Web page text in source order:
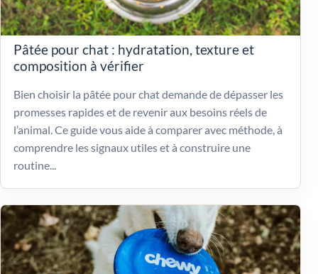
Pâtée pour chat : hydratation, texture et
composition à vérifier
Bien choisir la pâtée pour chat demande de dépasser les
promesses rapides et de revenir aux besoins réels de
l’animal. Ce guide vous aide à comparer avec méthode, à
comprendre les signaux utiles et à construire une
routine...